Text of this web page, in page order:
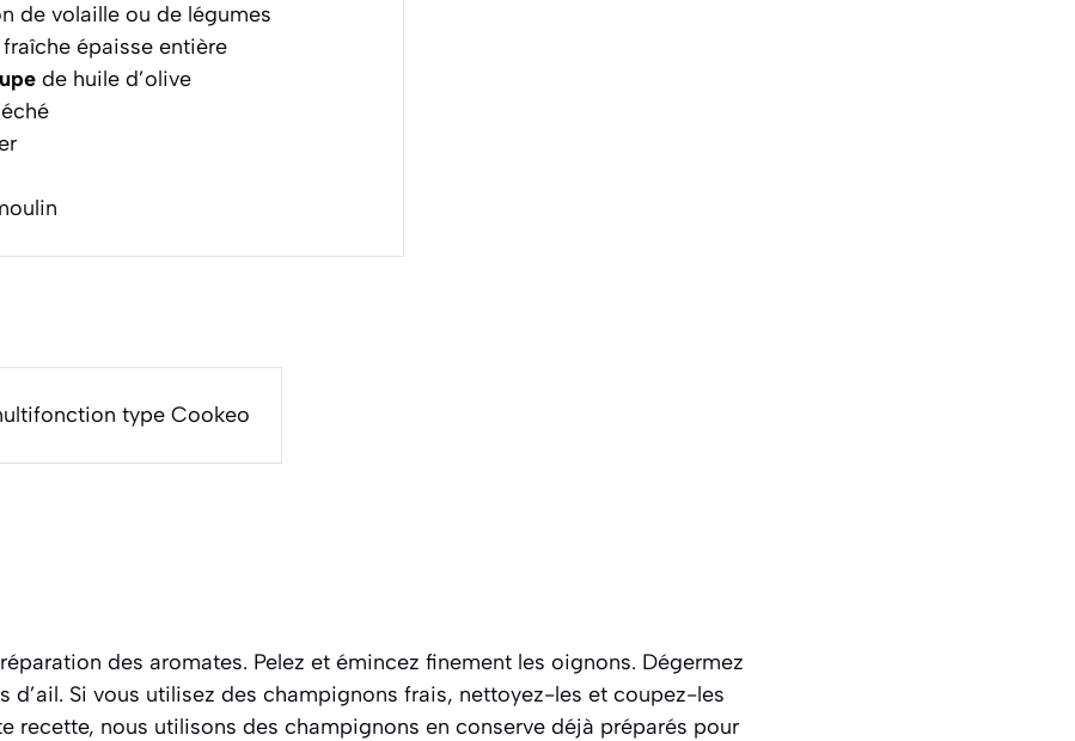
de volaille ou de légumes
épaisse entière
de huile d’olive
type Cookeo
des aromates. Pelez et émincez finement les oignons. Dégermez
d’ail. Si vous utilisez des champignons frais, nettoyez-les et coupez-les
recette, nous utilisons des champignons en conserve déjà préparés pour